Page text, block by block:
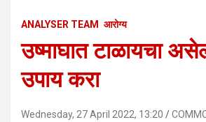
ANALYSER TEAM आरोग्य
उष्माघात टाळायचा
उपाय करा
Wednesday, 27 April 2022, 13:20